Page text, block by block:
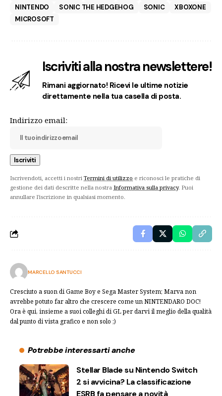
NINTENDO
SONIC THE HEDGEHOG SONIC
XBOXONE
MICROSOFT
Iscriviti alla nostra newslettere!
Rimani aggiornato! Ricevi le ultime notizie
direttamente nella tua casella di posta.
Indirizzo email:
Iscrivendoti, accetti i nostri Termini di utilizzo e riconosci le pratiche di
gestione dei dati descritte nella nostra Informativa sulla privacy. Puoi
annullare l'iscrizione in qualsiasi momento.
MARCELLO SANTUCCI
Cresciuto a suon di Game Boy e Sega Master System; Marva non
avrebbe potuto far altro che crescere come un NINTENDARO DOC!
Ora è qui, insieme a suoi colleghi di GL per darvi il meglio della qualità
dal punto di vista grafico e non solo ;)
Potrebbe interessarti anche
Stellar Blade su Nintendo Switch
2 si avvicina? La classificazione
ESRB fa pensare a novità